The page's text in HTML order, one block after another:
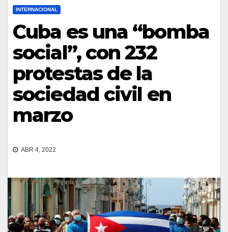
INTERNACIONAL
Cuba es una “bomba
social”, con 232
protestas de la
sociedad civil en
marzo
ABR 4, 2022